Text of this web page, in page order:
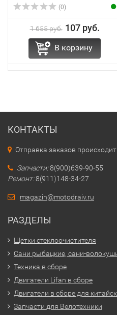
(0)
1 655 руб. 107 руб.
В корзину
КОНТАКТЫ
Отправка заказов
Запчасти:8(900)639-90-55
Ремонт:8(911)148-34-27
magazin@motodraiv.ru
РАЗДЕЛЫ
Щетки стеклоочистителя
Сани рыбацкие, сани-
Техника в сборе
Двигатели Lifan в сборе
Двигатели в сборе для
Запчасти для Велотехники